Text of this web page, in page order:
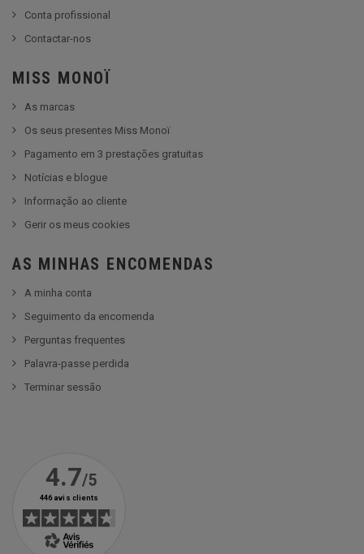
Conta profissional
Contactar-nos
MISS MONOÏ
As marcas
Os seus presentes Miss Monoï
Pagamento em 3 prestações gratuitas
Notícias e blogue
Informação ao cliente
Gerir os meus cookies
AS MINHAS ENCOMENDAS
A minha conta
Seguimento da encomenda
Perguntas frequentes
Palavra-passe perdida
Terminar sessão